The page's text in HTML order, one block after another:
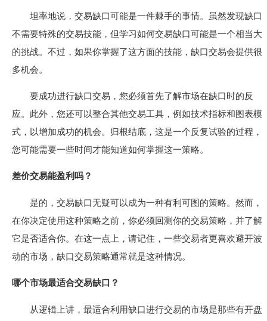
坦率地说，交易缺口可能是一件棘手的事情。虽然发现缺口
不需要特殊的交易技能，但学习如何交易缺口可能是一个相当大
的挑战。不过，如果你掌握了这方面的技能，缺口交易会提供很
多机会。
要成功进行缺口交易，您必须首先了解市场在缺口时的反
应。此外，您还可以整合其他交易工具，例如技术指标和图表模
式，以增加成功的机会。归根结底，这是一个反复试验的过程，
您可能需要一些时间才能知道如何掌握这一策略。
差价交易能盈利吗？
是的，交易缺口无疑可以成为一种有利可图的策略。然而，
在你决定使用这种策略之前，你必须回测你的交易策略，并了解
它是否适​​合你。在这一点上，请记住，一些交易者更喜欢避开波
动的市场，缺口交易策略通常就是这种情况。
哪个市场最适合交易缺口？
从逻辑上讲，最适合利用缺口进行交易的市场是那些有开盘